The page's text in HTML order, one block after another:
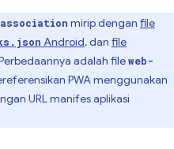
mirip dengan file
Android, dan file
adalah fileweb-
PWA menggunakan
URL manifes aplikasi